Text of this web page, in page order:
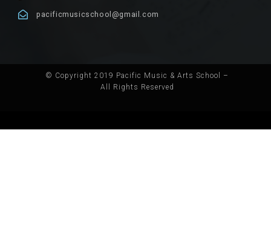
pacificmusicschool@gmail.com
© Copyright 2019 Pacific Music & Arts School –
All Rights Reserved